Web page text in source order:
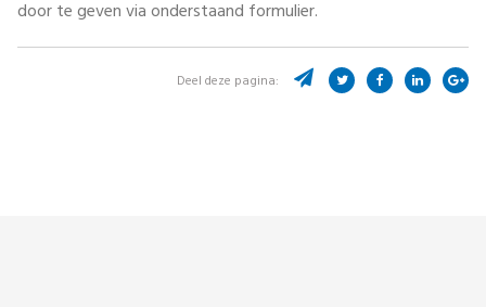
door te geven via onderstaand formulier.
Deel deze pagina: